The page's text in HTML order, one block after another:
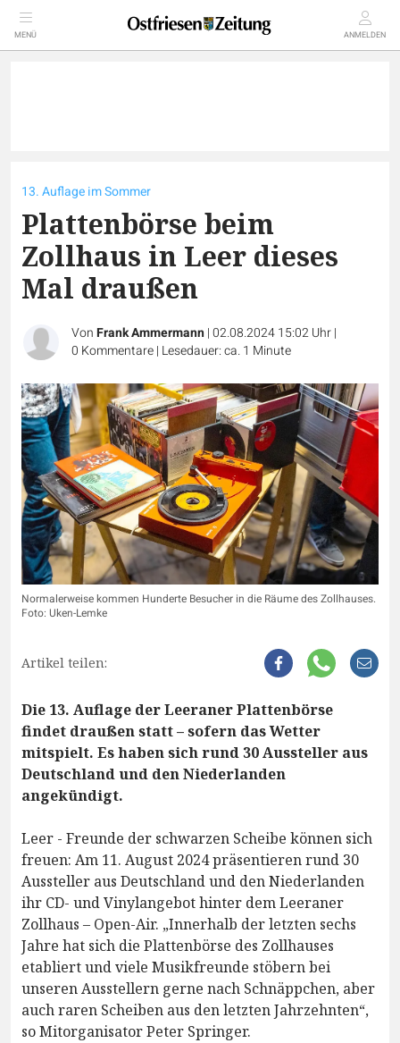
MENÜ ANMELDEN
13. Auflage im Sommer
Plattenbörse beim
Zollhaus in Leer dieses
Mal draußen
VonFrank Ammermann|02.08.2024 15:02 Uhr|
0 Kommentare| Lesedauer: ca. 1 Minute
Normalerweise kommen Hunderte Besucher in die Räume des Zollhauses.
Foto: Uken-Lemke
Artikel teilen:
Die 13. Auflage der Leeraner Plattenbörse
findet draußen statt – sofern das Wetter
mitspielt. Es haben sich rund 30 Aussteller aus
Deutschland und den Niederlanden
angekündigt.
Leer - Freunde der schwarzen Scheibe können sich
freuen: Am 11. August 2024 präsentieren rund 30
Aussteller aus Deutschland und den Niederlanden
ihr CD- und Vinylangebot hinter dem Leeraner
Zollhaus – Open-Air. „Innerhalb der letzten sechs
Jahre hat sich die Plattenbörse des Zollhauses
etabliert und viele Musikfreunde stöbern bei
unseren Ausstellern gerne nach Schnäppchen, aber
auch raren Scheiben aus den letzten Jahrzehnten“,
so Mitorganisator Peter Springer.